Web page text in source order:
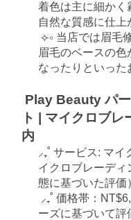
着色は主に細かく
自然な質感に仕上
⟣∘ 当店では眉毛
眉毛のベースの
なったりといった
Play Beauty パ
ト | マイクロブ
内
⸝₊˚ サービス: マ
イクロブレーディ
態に基づいた評価
⸝₊˚ 価格帯：
ーズに基づいて評